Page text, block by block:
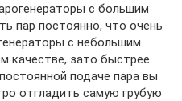
с большим
пар постоянно, что очень
с небольшим
качестве, зато быстрее
подаче пара вы
отгладить самую грубую